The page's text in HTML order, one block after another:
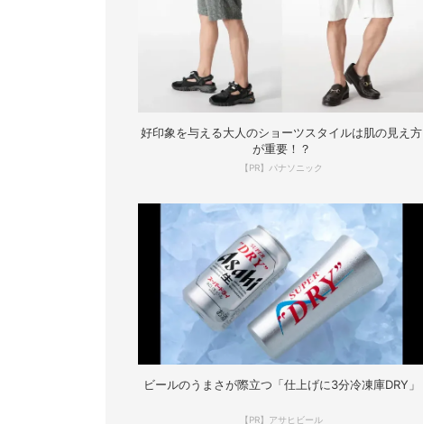
好印象を与える大人のショーツスタイルは肌の見え方
が重要！？
【PR】パナソニック
ビールのうまさが際立つ「仕上げに3分冷凍庫DRY」
【PR】アサヒビール